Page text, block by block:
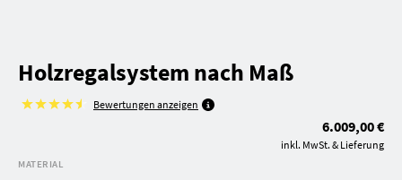
Holzregalsystem nach Maß
Bewertungen anzeigen
6.009,00 €
inkl. MwSt. & Lieferung
MATERIAL